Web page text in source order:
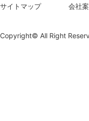
サイトマップ 会社
Copyright© All Right